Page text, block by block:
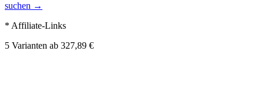
suchen →
* Affiliate-Links
5 Varianten ab 327,89 €